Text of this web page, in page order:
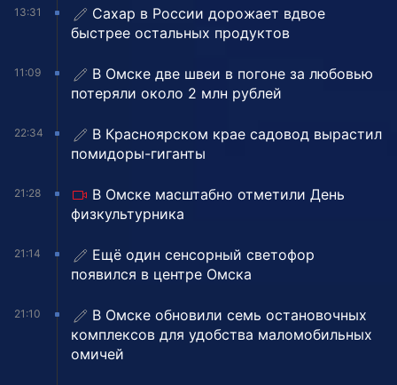
13:31
Сахар в России дорожает вдвое
быстрее остальных продуктов
11:09
В Омске две швеи в погоне за любовью
потеряли около 2 млн рублей
22:34
В Красноярском крае садовод вырастил
помидоры-гиганты
21:28
В Омске масштабно отметили День
физкультурника
21:14
Ещё один сенсорный светофор
появился в центре Омска
21:10
В Омске обновили семь остановочных
комплексов для удобства маломобильных
омичей